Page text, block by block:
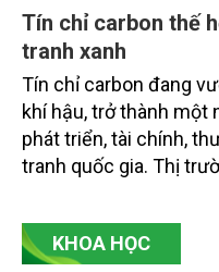
Tín chỉ carbon thế
tranh xanh
Tín chỉ carbon đang
khí hậu, trở thành một
phát triển, tài chính,
tranh quốc gia. Thị
bằng cách nào, ai xác
công bằng không, có
KHOA HỌC